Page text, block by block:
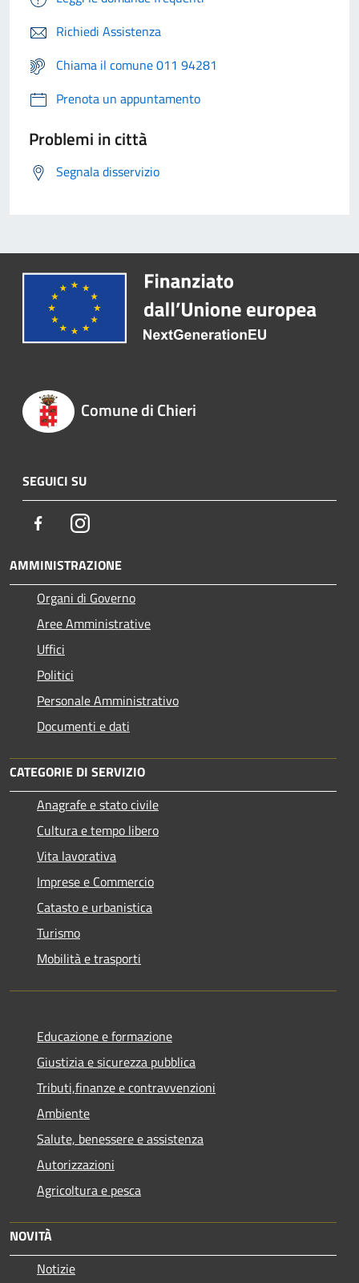
Richiedi Assistenza
Chiama il comune 011 94281
Prenota un appuntamento
Problemi in città
Segnala disservizio
Comune di Chieri
SEGUICI SU
FacebookInstagram
AMMINISTRAZIONE
Organi di Governo
Aree Amministrative
Uffici
Politici
Personale Amministrativo
Documenti e dati
CATEGORIE DI SERVIZIO
Anagrafe e stato civile
Cultura e tempo libero
Vita lavorativa
Imprese e Commercio
Catasto e urbanistica
Turismo
Mobilità e trasporti
Educazione e formazione
Giustizia e sicurezza pubblica
Tributi,finanze e contravvenzioni
Ambiente
Salute, benessere e assistenza
Autorizzazioni
Agricoltura e pesca
NOVITÀ
Notizie